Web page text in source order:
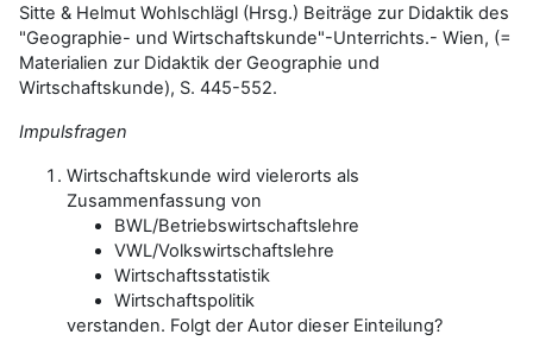
Sitte & Helmut Wohlschlägl (Hrsg.) Beiträge zur Didaktik des
"Geographie- und Wirtschaftskunde"-Unterrichts.- Wien, (=
Materialien zur Didaktik der Geographie und
Wirtschaftskunde), S. 445-552.
Impulsfragen
Wirtschaftskunde wird vielerorts als
Zusammenfassung von
BWL/Betriebswirtschaftslehre
VWL/Volkswirtschaftslehre
Wirtschaftsstatistik
Wirtschaftspolitik
verstanden. Folgt der Autor dieser Einteilung?